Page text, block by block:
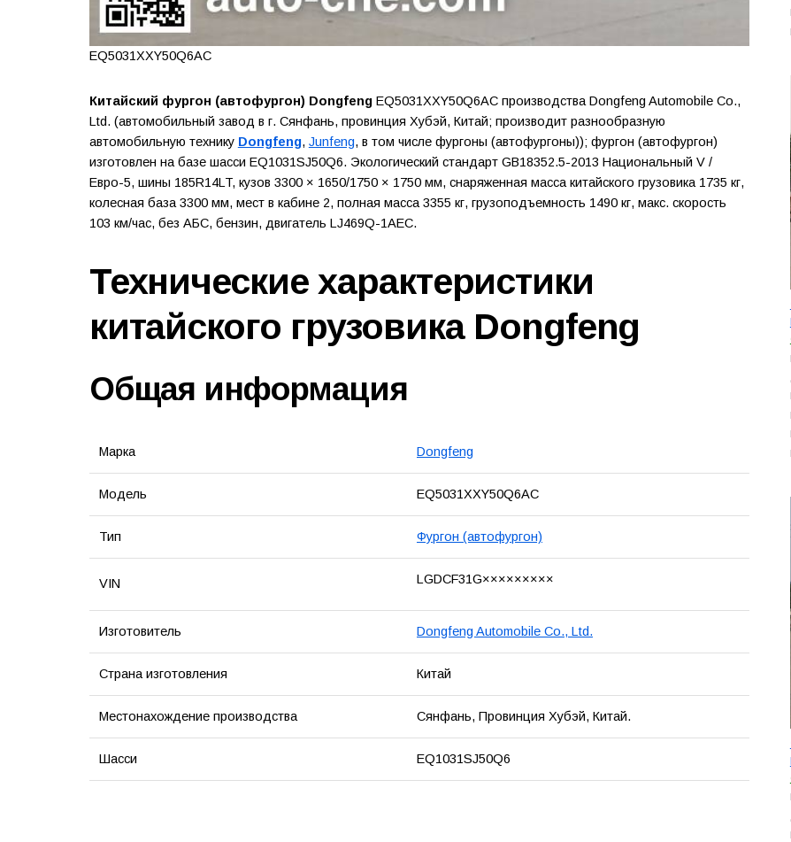
EQ5031XXY50Q6AC
Китайский фургон (автофургон) DongfengEQ5031XXY50Q6AC производства Dongfeng Automobile Co.,
Ltd. (автомобильный завод в г. Сянфань, провинция Хубэй, Китай; производит разнообразную
автомобильную технику Dongfeng, Junfeng, в том числе фургоны (автофургоны)); фургон (автофургон)
изготовлен на базе шасси EQ1031SJ50Q6. Экологический стандарт GB18352.5-2013 Национальный V /
Евро-5, шины 185R14LT, кузов 3300 × 1650/1750 × 1750 мм, снаряженная масса китайского грузовика 1735 кг,
колесная база 3300 мм, мест в кабине 2, полная масса 3355 кг, грузоподъемность 1490 кг, макс. скорость
103 км/час, без АБС, бензин, двигатель LJ469Q-1AEC.
Технические характеристики
китайского грузовика Dongfeng
Общая информация
Марка Dongfeng
Модель EQ5031XXY50Q6AC
Тип Фургон (автофургон)
VIN LGDCF31G×××××××××
Изготовитель Dongfeng Automobile Co., Ltd.
Страна изготовления Китай
Местонахождение производства Сянфань, Провинция Хубэй, Китай.
Шасси EQ1031SJ50Q6